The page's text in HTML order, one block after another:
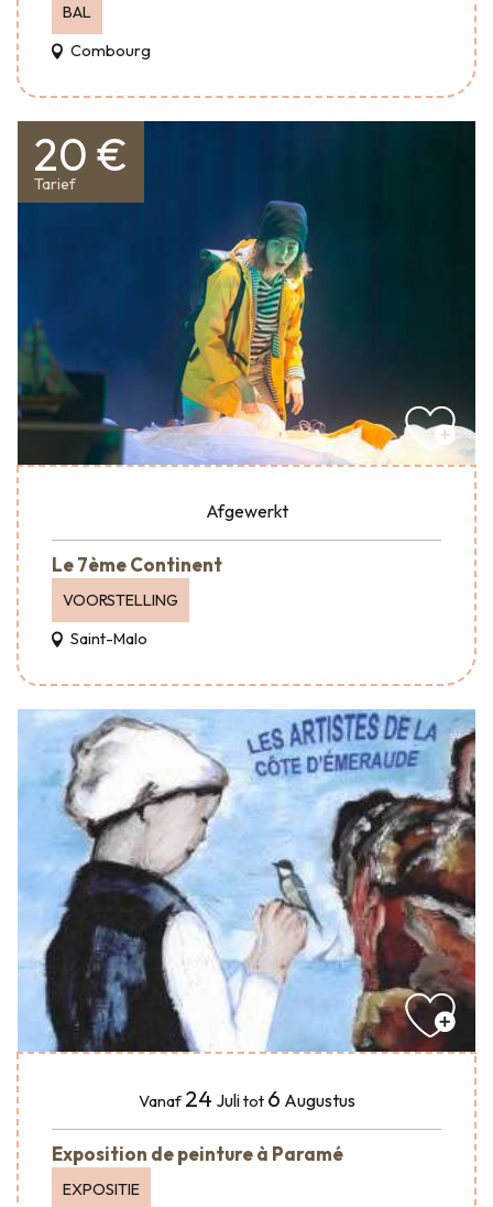
BAL
Combourg
20 €
Tarief
Afgewerkt
Le 7ème Continent
VOORSTELLING
Saint-Malo
Vanaf 24 Julitot 6 Augustus
Exposition de peinture à Paramé
EXPOSITIE